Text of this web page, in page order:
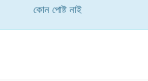
কোন পোষ্ট নাই